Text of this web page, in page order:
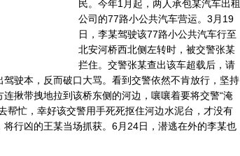
民。今年1月起，两人承包某汽车出租
公司的77路小公共汽车营运。3月19
日，李某驾驶该77路小公共汽车行至
北安河桥西北侧左转时，被交警张某
拦住。交警张某查出该车超载后，请
驶本，反而破口大骂。看到交警依然不肯放行，坚持
揪带拽地拉到该桥东侧的河边，嚷嚷着要将交警“淹
帮忙，幸好该交警用手死死抠住河边水泥台，才没有
行凶的王某当场抓获。6月24日，潜逃在外的李某也